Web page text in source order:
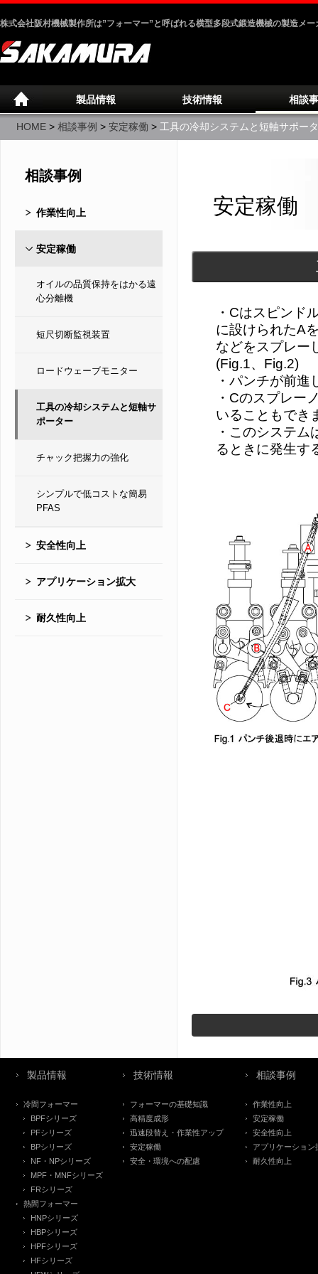
株式会社阪村機械製作所は”フォーマー”と呼ばれる横型多段式鍛造機械の製造メー
製品情報 技術情報 相談
HOME > 相談事例 > 安定稼働 > 工具の冷却システムと短軸サポー
安定稼働
・Cはスピンド
に設けられたA
などをスプレー
(Fig.1、Fig.2)
・パンチが前
・Cのスプレー
いることもでき
・このシステ
るときに発生す
相談事例
作業性向上
安定稼働
オイルの品質保持をはかる遠
心分離機
短尺切断監視装置
ロードウェーブモニター
工具の冷却システムと短軸サ
ポーター
チャック把握力の強化
シンプルで低コストな簡易
PFAS
安全性向上
アプリケーション拡大
耐久性向上
製品情報
冷間フォーマー
BPFシリーズ
PFシリーズ
BPシリーズ
NF・NPシリーズ
MPF・MNFシリーズ
FRシリーズ
熱間フォーマー
HNPシリーズ
HBPシリーズ
HPFシリーズ
HFシリーズ
技術情報
フォーマーの基礎知識
高精度成形
迅速段替え・作業性アップ
安定稼働
安全・環境への配慮
相談事例
作業性向上
安定稼働
安全性向上
アプリケーション
耐久性向上